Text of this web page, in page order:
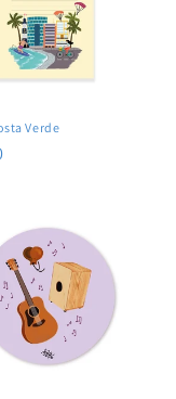
Verde